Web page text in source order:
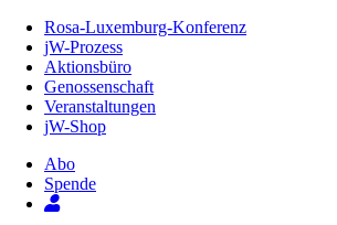
Inhalt
Seite
Rosa-Luxemburg-Konferenz
jW-Prozess
Aktionsbüro
Genossenschaft
Veranstaltungen
jW-Shop
Abo
Spende